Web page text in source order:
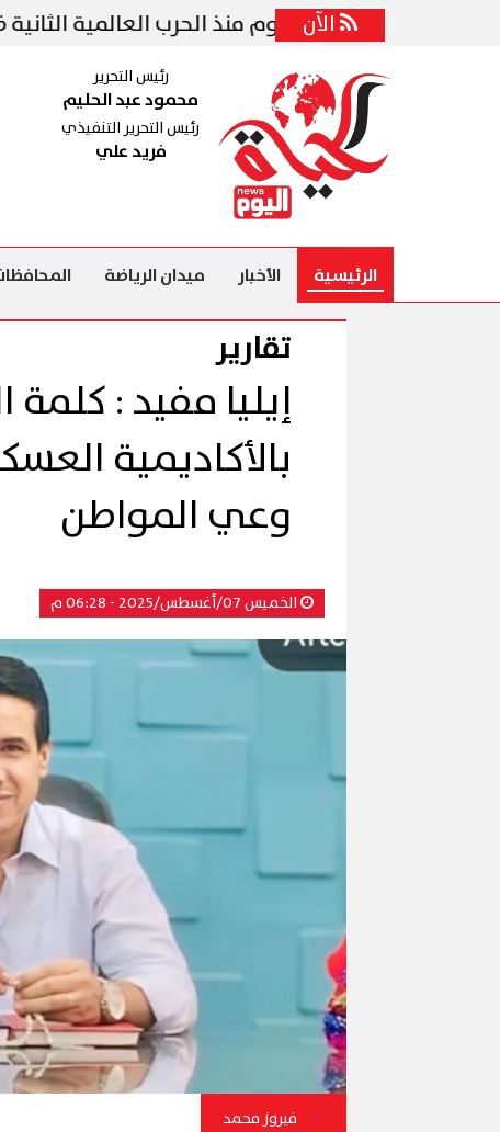
الآن
أكبر هجوم منذ الحرب العالمية الثانية ضد
رئيس التحرير
محمود عبد الحليم
رئيس التحرير التنفيذي
فريد علي
الرئيسية الأخبار ميدان الرياضة
تقارير
إيليا مفيد :
بالأكاديمية
وعي المواطن
الخميس 07/أغسطس/2025 - 06:28 م
فيروز محمد